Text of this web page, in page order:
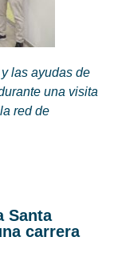
las ayudas de
una visita
red de
Santa
carrera